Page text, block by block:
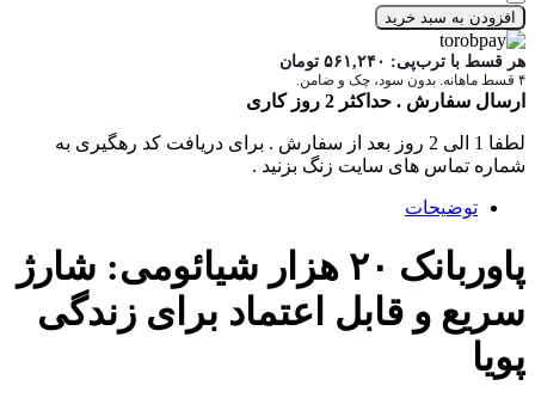
20
هزار
شیائومی
فست
شارژ
PB200LZM
افزودن به سبد خرید
هر قسط با ترب‌پی: ۵۶۱,۲۴۰ تومان
۴ قسط ماهانه. بدون سود، چک و ضامن.
ارسال سفارش . حداکثر 2 روز کاری
لطفا 1 الی 2 روز بعد از سفارش . برای دریافت کد رهگیری به
شماره تماس های سایت زنگ بزنید .
توضیحات
پاوربانک ۲۰ هزار شیائومی: شارژ
سریع و قابل اعتماد برای زندگی
پویا